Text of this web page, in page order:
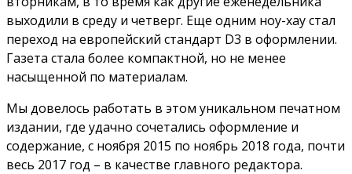
выходили в среду и четверг. Еще одним ноу-хау стал
переход на европейский стандарт D3 в оформлении.
Газета стала более компактной, но не менее
насыщенной по материалам.
Мы довелось работать в этом уникальном печатном
издании, где удачно сочетались оформление и
содержание, с ноября 2015 по ноябрь 2018 года, почти
весь 2017 год – в качестве главного редактора.